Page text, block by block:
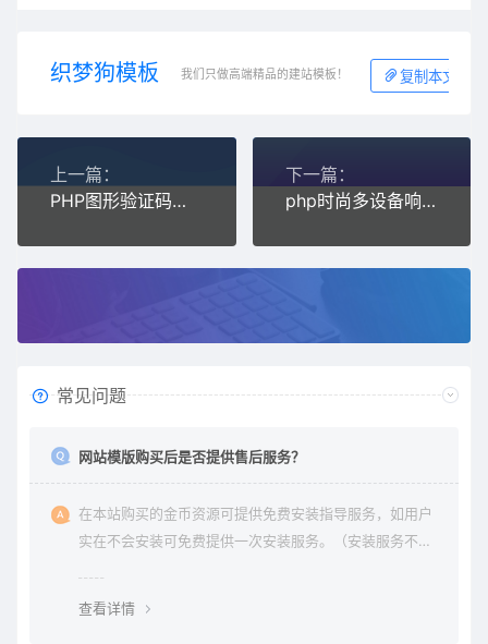
织梦狗模板 我们只做高端精品的建站模板！ 复制本文链接
上一篇：
PHP图形验证码生成系统
下一篇：
php时尚多设备响应式域名报价系统
常见问题
网站模版购买后是否提供售后服务？
在本站购买的金币资源可提供免费安装指导服务，如用户
实在不会安装可免费提供一次安装服务。（安装服务不包
查看详情